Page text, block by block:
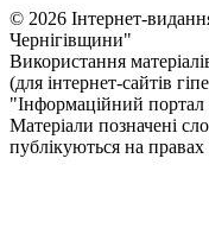
© 2026 Інтернет-
Чернiгiвщини"
Використання
(для інтернет-сайтів
"Інформаційний
Матеріали позначені
публікуються на